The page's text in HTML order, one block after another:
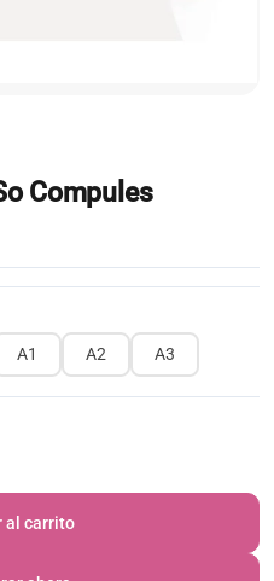
Compules
A1 A2 A3
al carrito